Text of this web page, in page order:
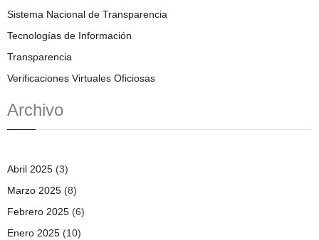
Sistema Nacional de Transparencia
Tecnologías de Información
Transparencia
Verificaciones Virtuales Oficiosas
Archivo
Abril 2025 (3)
Marzo 2025 (8)
Febrero 2025 (6)
Enero 2025 (10)